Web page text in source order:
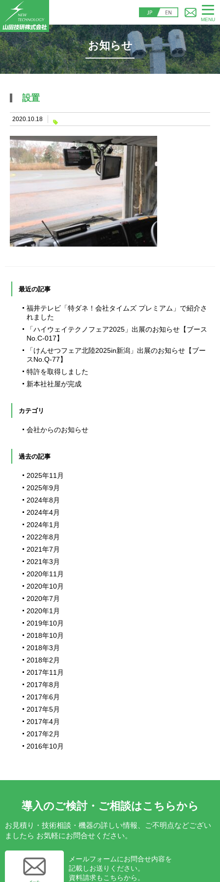
MENU
お知らせ
設置
2020.10.18
最近の記事
福井テレビ「特ダネ！会社タイムズ プレミアム」で紹介さ
れました
「ハイウェイテクノフェア2025」出展のお知らせ【ブース
No.C-017】
「けんせつフェア北陸2025in新潟」出展のお知らせ【ブー
スNo.Q-77】
特許を取得しました
新本社社屋が完成
カテゴリ
会社からのお知らせ
過去の記事
2025年11月
2025年9月
2024年8月
2024年4月
2024年1月
2022年8月
2021年7月
2021年3月
2020年11月
2020年10月
2020年7月
2020年1月
2019年10月
2018年10月
2018年3月
2018年2月
2017年11月
2017年8月
2017年6月
2017年5月
2017年4月
2017年2月
2016年10月
導入のご検討・ご相談はこちらから
お見積り・技術相談・機器の詳しい情報、ご不明点などござい
ましたら お気軽にお問合せください。
メールフォームにお問合せ内容を
記載しお送りください。
資料請求もこちらから。